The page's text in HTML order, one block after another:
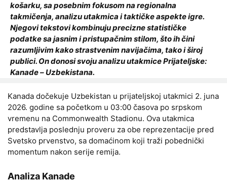
košarku, sa posebnim fokusom na regionalna
takmičenja, analizu utakmica i taktičke aspekte igre.
Njegovi tekstovi kombinuju precizne statističke
podatke sa jasnim i pristupačnim stilom, što ih čini
razumljivim kako strastvenim navijačima, tako i široj
publici. On donosi svoju analizu utakmice Prijateljske:
Kanade – Uzbekistana.
Kanada dočekuje Uzbekistan u prijateljskoj utakmici 2. juna
2026. godine sa početkom u 03:00 časova po srpskom
vremenu na Commonwealth Stadionu. Ova utakmica
predstavlja poslednju proveru za obe reprezentacije pred
Svetsko prvenstvo, sa domaćinom koji traži pobednički
momentum nakon serije remija.
Analiza Kanade